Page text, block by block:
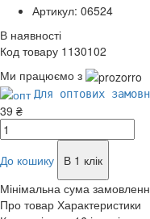
Артикул: 06524
В наявності
Код товару 1130102
Ми працюємо з
Для оптових
39 ₴
До кошику
В 1 клік
Мінімальна сума
Про товар Характеристики